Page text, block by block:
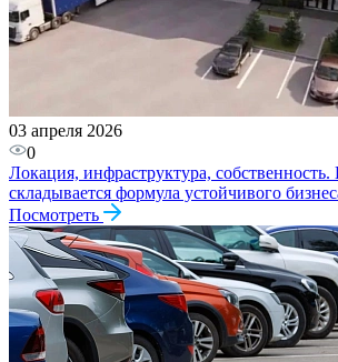
03 апреля 2026
0
Локация, инфраструктура, собственность.
складывается формула устойчивого
Посмотреть